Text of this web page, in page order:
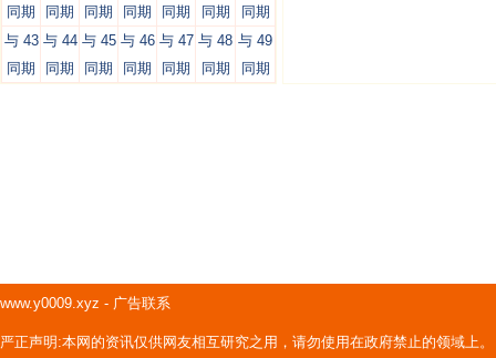
同期
同期
同期
同期
同期
同期
同期
与 43
同期
与 44
同期
与 45
同期
与 46
同期
与 47
同期
与 48
同期
与 49
同期
www.y0009.xyz - 广告联系
严正声明:本网的资讯仅供网友相互研究之用，请勿使用在政府禁止的领域上。